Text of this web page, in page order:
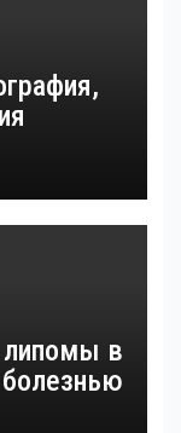
липомы в